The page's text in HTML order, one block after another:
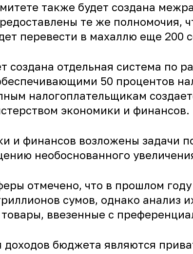
также будет создана
те же полномочия,
перевести в махаллю еще 200
создана отдельная система по
50 процентов
налогоплательщикам
экономики и финансов.
и финансов возложены задачи
необоснованного
отмечено, что в прошлом
сумов, однако анализ
товары, ввезенные с
бюджета являются